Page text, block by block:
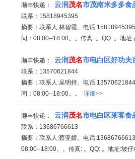
顺丰快递： 云润茂名市茂南米多多食
联系：15818945395
摘要：联系人:林碧霞。电话
间：08:00--18:00。。传真: 。QQ: 。地址
顺丰快递： 云润茂名市电白区好功夫
联系：13570621844
摘要：联系人:吴明持。电话
间：08:00--18:00。。 详细>>
顺丰快递： 云润茂名市电白区莱客食
联系：13686766613
摘要：联系人:蔡亚娇。电话
08:00--18:00。。传真: 。QQ: 。地址:坡